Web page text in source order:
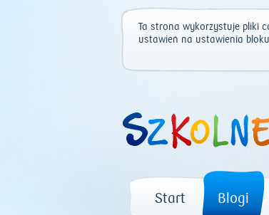
Ta strona wykorzystuje pliki
ustawień na ustawienia
Start Blogi